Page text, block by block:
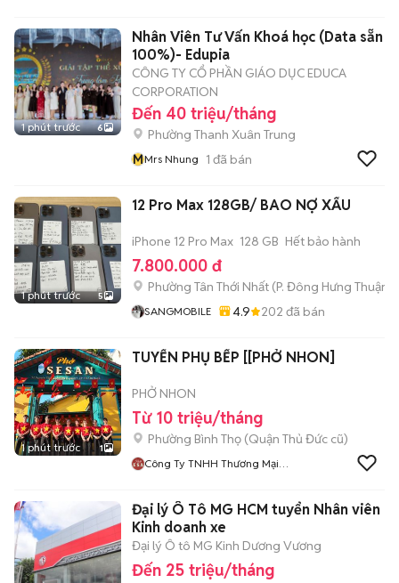
1 phút trước 6
Nhân Viên Tư Vấn Khoá học (Data sẵn
100%)- Edupia
CÔNG TY CỔ PHẦN GIÁO DỤC EDUCA
CORPORATION
Đến 40 triệu/tháng
Phường Thanh Xuân Trung
MMrs Nhung 1 đã bán
1 phút trước 5
12 Pro Max 128GB/ BAO NỢ XẤU
iPhone 12 Pro Max 128 GB Hết bảo hành
7.800.000 đ
Phường Tân Thới Nhất (P. Đông Hưng Thuận
SANGMOBILE 4.9 202 đã bán
1 phút trước 1
TUYỂN PHỤ BẾP [[PHỞ NHON]
PHỞ NHON
Từ 10 triệu/tháng
Phường Bình Thọ (Quận Thủ Đức cũ)
Công Ty TNHH Thương Mại
Đại lý Ô Tô MG HCM tuyển Nhân viên
Kinh doanh xe
Đại lý Ô tô MG Kinh Dương Vương
Đến 25 triệu/tháng